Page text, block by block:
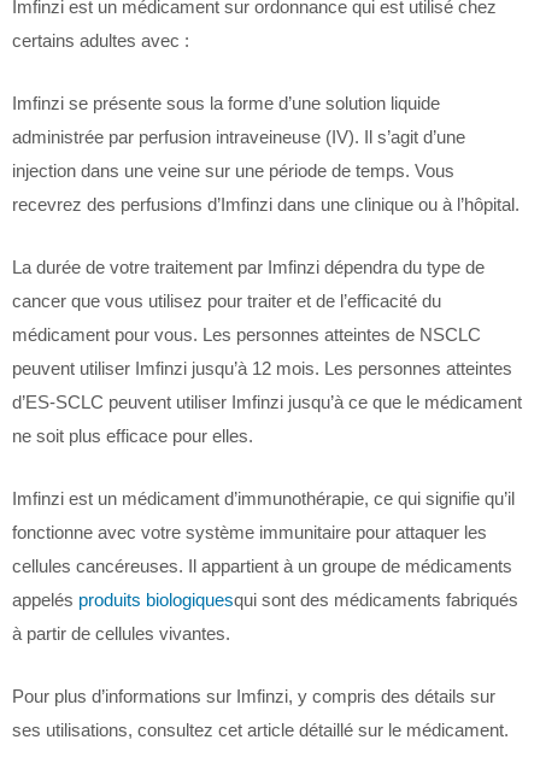
Imfinzi est un médicament sur ordonnance qui est utilisé chez
certains adultes avec :
Imfinzi se présente sous la forme d’une solution liquide
administrée par perfusion intraveineuse (IV). Il s’agit d’une
injection dans une veine sur une période de temps. Vous
recevrez des perfusions d’Imfinzi dans une clinique ou à l’hôpital.
La durée de votre traitement par Imfinzi dépendra du type de
cancer que vous utilisez pour traiter et de l’efficacité du
médicament pour vous. Les personnes atteintes de NSCLC
peuvent utiliser Imfinzi jusqu’à 12 mois. Les personnes atteintes
d’ES-SCLC peuvent utiliser Imfinzi jusqu’à ce que le médicament
ne soit plus efficace pour elles.
Imfinzi est un médicament d’immunothérapie, ce qui signifie qu’il
fonctionne avec votre système immunitaire pour attaquer les
cellules cancéreuses. Il appartient à un groupe de médicaments
appelés produits biologiquesqui sont des médicaments fabriqués
à partir de cellules vivantes.
Pour plus d’informations sur Imfinzi, y compris des détails sur
ses utilisations, consultez cet article détaillé sur le médicament.